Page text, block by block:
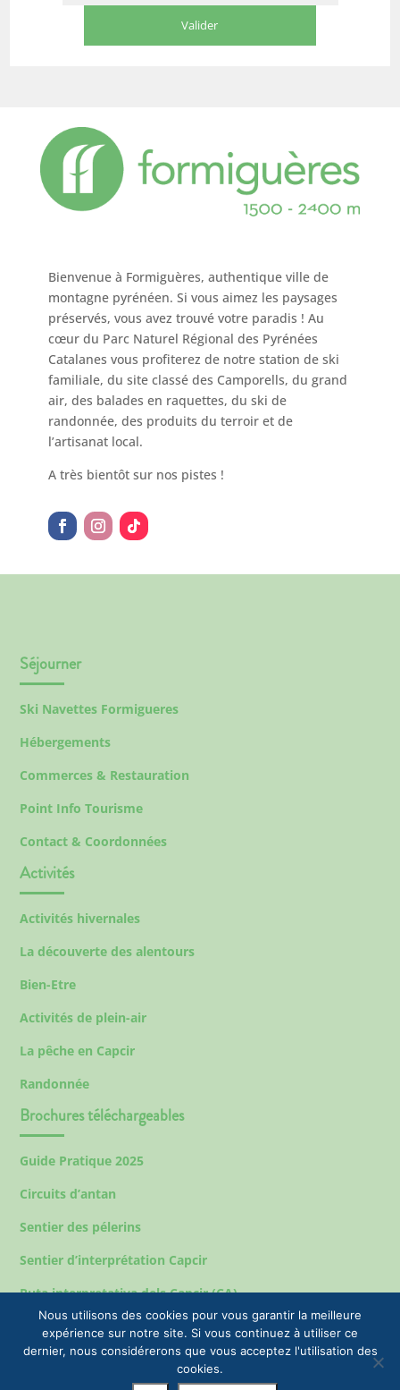
Bienvenue à Formiguères, authentique ville de
montagne pyrénéen. Si vous aimez les paysages
préservés, vous avez trouvé votre paradis ! Au
cœur du Parc Naturel Régional des Pyrénées
Catalanes vous profiterez de notre station de ski
familiale, du site classé des Camporells, du grand
air, des balades en raquettes, du ski de
randonnée, des produits du terroir et de
l’artisanat local.
A très bientôt sur nos pistes !
Séjourner
Ski Navettes Formigueres
Hébergements
Commerces & Restauration
Point Info Tourisme
Contact & Coordonnées
Activités
Activités hivernales
La découverte des alentours
Bien-Etre
Activités de plein-air
La pêche en Capcir
Randonnée
Brochures téléchargeables
Guide Pratique 2025
Circuits d’antan
Sentier des pélerins
Sentier d’interprétation Capcir
Ruta interpretativa dels Capcir (CA)
Nous utilisons des cookies pour vous garantir la meilleure
expérience sur notre site. Si vous continuez à utiliser ce
dernier, nous considérerons que vous acceptez l'utilisation des
cookies.